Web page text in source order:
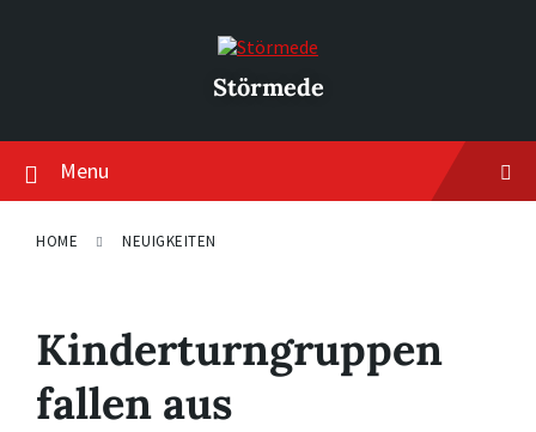
Störmede
Menu
HOME NEUIGKEITEN
Kinderturngruppen
fallen aus